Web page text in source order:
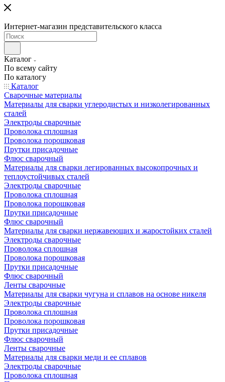
Интернет-магазин представительского класса
Каталог
По всему сайту
По каталогу
Каталог
Сварочные материалы
Материалы для сварки углеродистых и низколегированных
сталей
Электроды сварочные
Проволока сплошная
Проволока порошковая
Прутки присадочные
Флюс сварочный
Материалы для сварки легированных высокопрочных и
теплоустойчивых сталей
Электроды сварочные
Проволока сплошная
Проволока порошковая
Прутки присадочные
Флюс сварочный
Материалы для сварки нержавеющих и жаростойких сталей
Электроды сварочные
Проволока сплошная
Проволока порошковая
Прутки присадочные
Флюс сварочный
Ленты сварочные
Материалы для сварки чугуна и сплавов на основе никеля
Электроды сварочные
Проволока сплошная
Проволока порошковая
Прутки присадочные
Флюс сварочный
Ленты сварочные
Материалы для сварки меди и ее сплавов
Электроды сварочные
Проволока сплошная